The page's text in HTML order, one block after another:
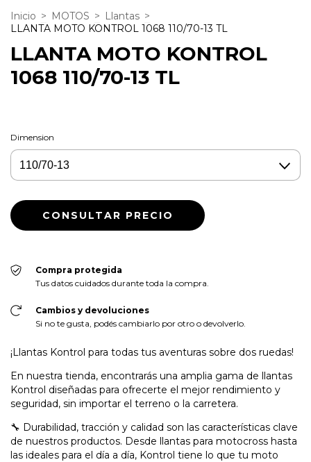
Inicio > MOTOS > Llantas >
LLANTA MOTO KONTROL 1068 110/70-13 TL
LLANTA MOTO KONTROL
1068 110/70-13 TL
Dimension
Compra protegida
Tus datos cuidados durante toda la compra.
Cambios y devoluciones
Si no te gusta, podés cambiarlo por otro o devolverlo.
¡Llantas Kontrol para todas tus aventuras sobre dos ruedas!
En nuestra tienda, encontrarás una amplia gama de llantas
Kontrol diseñadas para ofrecerte el mejor rendimiento y
seguridad, sin importar el terreno o la carretera.
🔧 Durabilidad, tracción y calidad son las características clave
de nuestros productos. Desde llantas para motocross hasta
las ideales para el día a día, Kontrol tiene lo que tu moto